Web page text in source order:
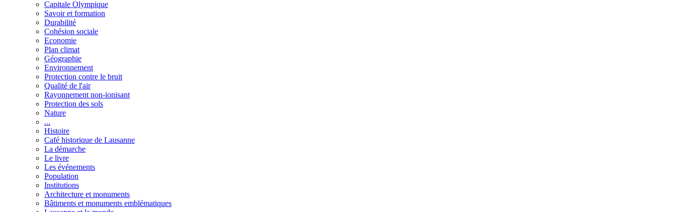
Capitale Olympique
Savoir et formation
Durabilité
Cohésion sociale
Economie
Plan climat
Géographie
Environnement
Protection contre le bruit
Qualité de l'air
Rayonnement non-ionisant
Protection des sols
Nature
...
Histoire
Café historique de Lausanne
La démarche
Le livre
Les événements
Population
Institutions
Architecture et monuments
Bâtiments et monuments emblématiques